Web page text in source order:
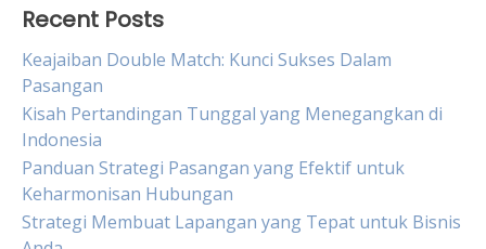
Recent Posts
Keajaiban Double Match: Kunci Sukses Dalam
Pasangan
Kisah Pertandingan Tunggal yang Menegangkan di
Indonesia
Panduan Strategi Pasangan yang Efektif untuk
Keharmonisan Hubungan
Strategi Membuat Lapangan yang Tepat untuk Bisnis